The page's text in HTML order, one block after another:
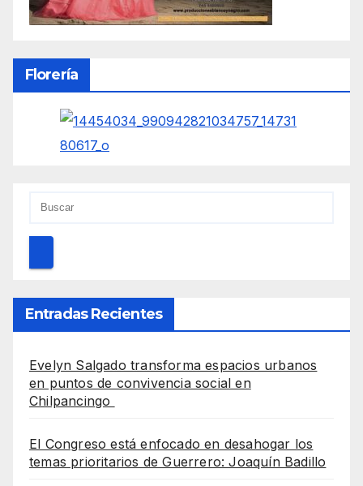
Florería
Entradas Recientes
Evelyn Salgado transforma espacios urbanos
en puntos de convivencia social en
Chilpancingo
El Congreso está enfocado en desahogar los
temas prioritarios de Guerrero: Joaquín Badillo